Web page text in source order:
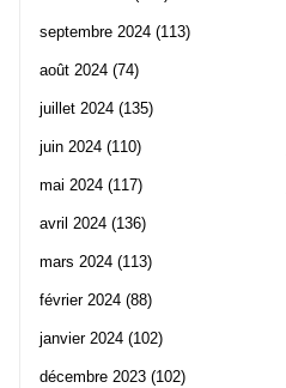
septembre 2024 (113)
août 2024 (74)
juillet 2024 (135)
juin 2024 (110)
mai 2024 (117)
avril 2024 (136)
mars 2024 (113)
février 2024 (88)
janvier 2024 (102)
décembre 2023 (102)